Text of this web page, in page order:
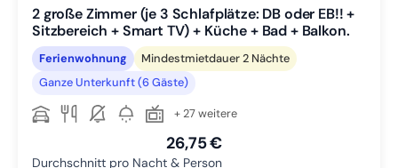
2 große Zimmer (je 3 Schlafplätze: DB oder EB!! +
Sitzbereich + Smart TV) + Küche + Bad + Balkon.
Ferienwohnung
Mindestmietdauer 2 Nächte
Ganze Unterkunft (6 Gäste)
+ 27 weitere
26,75 €
Durchschnitt pro Nacht & Person